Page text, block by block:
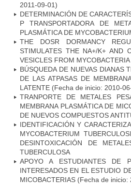
2011-09-01)
DETERMINACIÓN DE
P TRANSPORTADORA DE
PLASMÁTICA DE
THE DOSR DORMANCY
STIMULATES THE NA+/K+ AND
VESICLES FROM MYCOBACTERIA
BÚSQUEDA DE NUEVAS DIANAS
DE LAS ATPASAS DE
LATENTE (Fecha de inicio: 2010-
TRANPORTE DE METALES
MEMBRANA PLASMÁTICA DE
DE NUEVOS COMPUESTOS
IDENTIFICACIÓN Y
MYCOBACTERIUM
DESINTOXICACIÓN DE
TUBERCULOSA
APOYO A ESTUDIANTES DE
INTERESADOS EN EL ESTUDIO
MICOBACTERIAS (Fecha de inicio: